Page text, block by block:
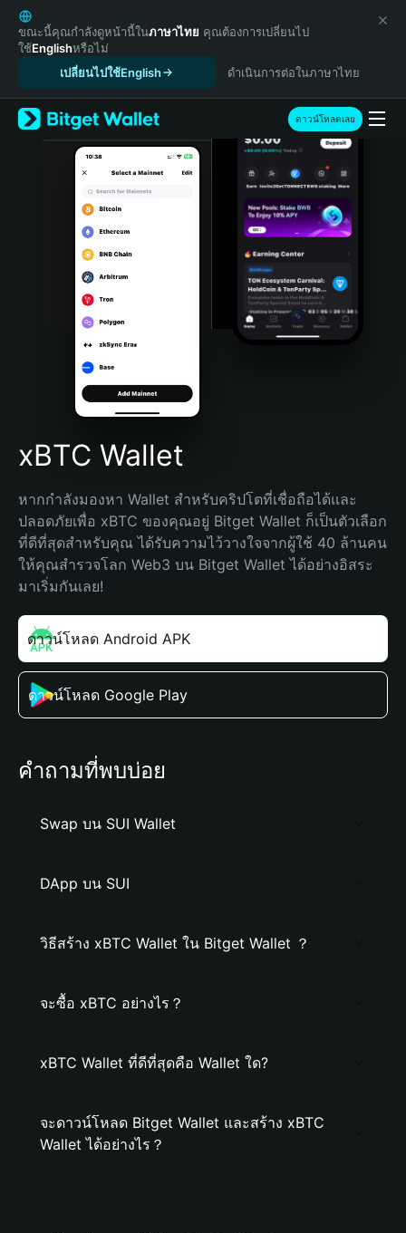
English
日本語
Tiếng Việt
Español (Latinoamérica)
Türkçe
Italiano
Português (Portugal)
Bahasa Indonesia
Português (Brasil)
Español (Argentina)
ขณะนี้คุณกำลังดูหน้านี้ในภาษาไทย คุณต้องการเปลี่ยนไป
ใช้Englishหรือไม่
เปลี่ยนไปใช้English
ดำเนินการต่อในภาษาไทย
ดาวน์โหลดเลย
xBTC Wallet
หากกำลังมองหา Wallet สำหรับคริปโตที่เชื่อถือได้และ
ปลอดภัยเพื่อ xBTC ของคุณอยู่ Bitget Wallet ก็เป็นตัวเลือก
ที่ดีที่สุดสำหรับคุณ ได้รับความไว้วางใจจากผู้ใช้ 40 ล้านคน
ให้คุณสำรวจโลก Web3 บน Bitget Wallet ได้อย่างอิสระ
มาเริ่มกันเลย!
ดาวน์โหลด Android APK
ดาวน์โหลด Google Play
คำถามที่พบบ่อย
Swap บน SUI Wallet
DApp บน SUI
วิธีสร้าง xBTC Wallet ใน Bitget Wallet ？
จะซื้อ xBTC อย่างไร？
xBTC Wallet ที่ดีที่สุดคือ Wallet ใด?
จะดาวน์โหลด Bitget Wallet และสร้าง xBTC
Wallet ได้อย่างไร？